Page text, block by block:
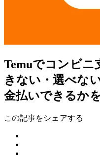
Temuでコンビニ
きない・選べな
金払いできるか
この記事をシェアする